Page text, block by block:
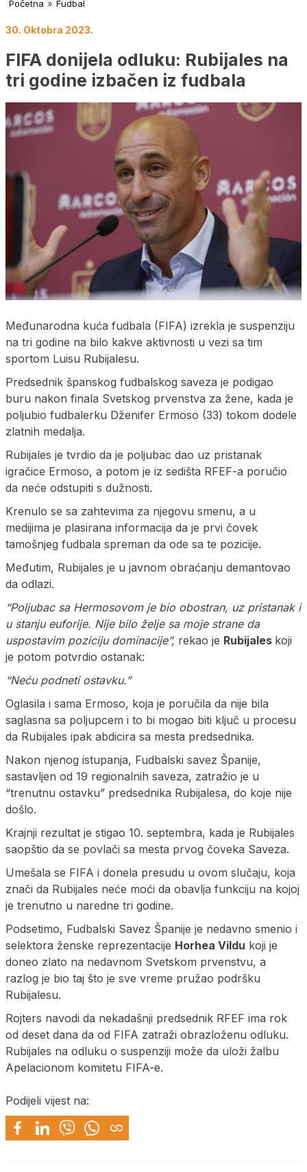
Početna » Fudbal
30. Oktobra 2023.
FIFA donijela odluku: Rubijales na
tri godine izbačen iz fudbala
Međunarodna kuća fudbala (FIFA) izrekla je suspenziju
na tri godine na bilo kakve aktivnosti u vezi sa tim
sportom Luisu Rubijalesu.
Predsednik španskog fudbalskog saveza je podigao
buru nakon finala Svetskog prvenstva za žene, kada je
poljubio fudbalerku Dženifer Ermoso (33) tokom dodele
zlatnih medalja.
Rubijales je tvrdio da je poljubac dao uz pristanak
igračice Ermoso, a potom je iz sedišta RFEF-a poručio
da neće odstupiti s dužnosti.
Krenulo se sa zahtevima za njegovu smenu, a u
medijima je plasirana informacija da je prvi čovek
tamošnjeg fudbala spreman da ode sa te pozicije.
Međutim, Rubijales je u javnom obraćanju demantovao
da odlazi.
“Poljubac sa Hermosovom je bio obostran, uz pristanak i
u stanju euforije. Nije bilo želje sa moje strane da
uspostavim poziciju dominacije”, rekao je Rubijales koji
je potom potvrdio ostanak:
“Neću podneti ostavku.”
Oglasila i sama Ermoso, koja je poručila da nije bila
saglasna sa poljupcem i to bi mogao biti ključ u procesu
da Rubijales ipak abdicira sa mesta predsednika.
Nakon njenog istupanja, Fudbalski savez Španije,
sastavljen od 19 regionalnih saveza, zatražio je u
“trenutnu ostavku” predsednika Rubijalesa, do koje nije
došlo.
Krajnji rezultat je stigao 10. septembra, kada je Rubijales
saopštio da se povlači sa mesta prvog čoveka Saveza.
Umešala se FIFA i donela presudu u ovom slučaju, koja
znači da Rubijales neće moći da obavlja funkciju na kojoj
je trenutno u naredne tri godine.
Podsetimo, Fudbalski Savez Španije je nedavno smenio i
selektora ženske reprezentacije Horhea Vildu koji je
doneo zlato na nedavnom Svetskom prvenstvu, a
razlog je bio taj što je sve vreme pružao podršku
Rubijalesu.
Rojters navodi da nekadašnji predsednik RFEF ima rok
od deset dana da od FIFA zatraži obrazloženu odluku.
Rubijales na odluku o suspenziji može da uloži žalbu
Apelacionom komitetu FIFA-e.
Podijeli vijest na: